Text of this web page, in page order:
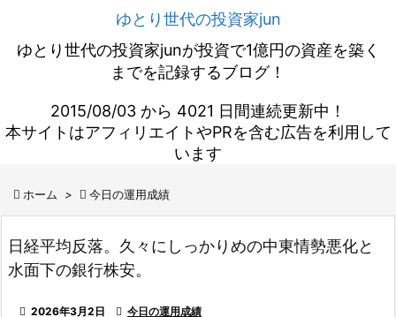
ゆとり世代の投資家jun
ゆとり世代の投資家junが投資で1億円の資産を築く
までを記録するブログ！
2015/08/03 から 4021 日間連続更新中！
本サイトはアフィリエイトやPRを含む広告を利用して
います
 ホーム >  今日の運用成績
日経平均反落。久々にしっかりめの中東情勢悪化と
水面下の銀行株安。
 2026年3月2日  今日の運用成績